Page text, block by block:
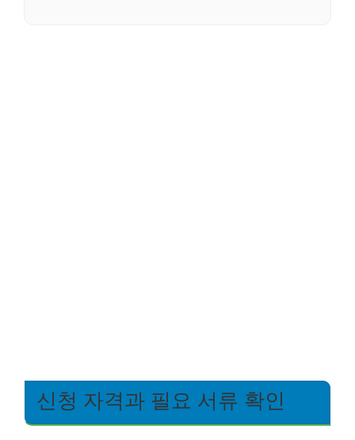
신청 자격과 필요 서류 확인